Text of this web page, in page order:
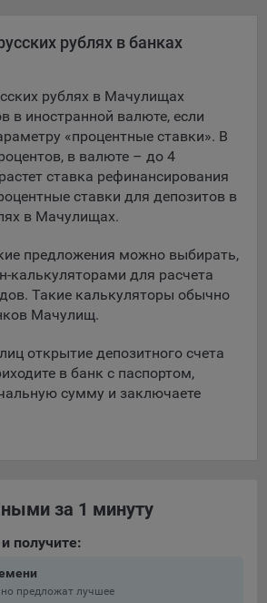
рекламы. Адрес: Yandex
4, CH-6005 Luzern, Switzerland.
компанией Google Ireland Ltd, Gordon
Dublin 4, D04E5W5 Ireland.
мои изменения
по умолчанию
рублях в банках
рублях в Мачулищах
в иностранной валюте, если
«процентные ставки». В
в валюте – до 4
ставка рефинансирования
ставки для депозитов в
в Мачулищах.
предложения можно выбирать,
калькуляторами для расчета
Такие калькуляторы обычно
Мачулищ.
открытие депозитного счета
в банк с паспортом,
сумму и заключаете
за 1 минуту
получите:
предложат лучшее